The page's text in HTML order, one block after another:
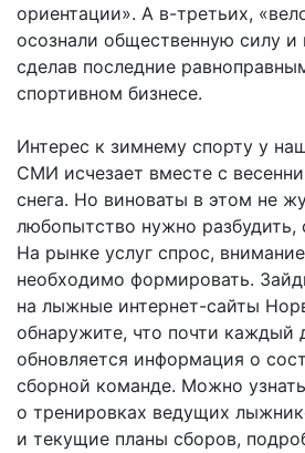
ориентации». А в-третьих,
осознали общественную силу
сделав последние
спортивном бизнесе.
Интерес к зимнему спорту у
СМИ исчезает вместе с
снега. Но виноваты в этом не
любопытство нужно разбудить,
На рынке услуг спрос,
необходимо формировать.
на лыжные интернет-сайты
обнаружите, что почти каждый
обновляется информация о
сборной команде. Можно
о тренировках ведущих
и текущие планы сборов,